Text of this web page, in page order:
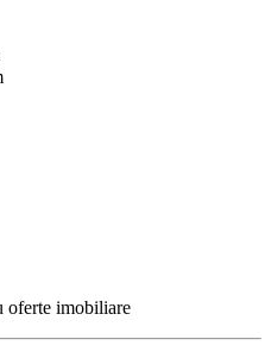
oferte imobiliare